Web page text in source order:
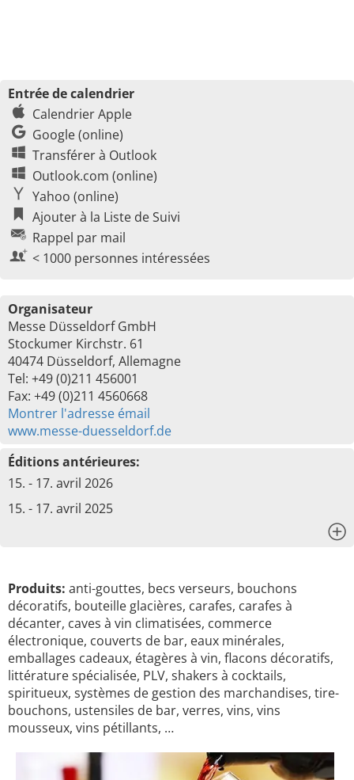
Entrée de calendrier
Calendrier Apple
Google (online)
Transférer à Outlook
Outlook.com (online)
Yahoo (online)
Ajouter à la Liste de Suivi
Rappel par mail
< 1000 personnes intéressées
Organisateur
Messe Düsseldorf GmbH
Stockumer Kirchstr. 61
40474 Düsseldorf, Allemagne
Tel: +49 (0)211 456001
Fax: +49 (0)211 4560668
Montrer l'adresse émail
www.messe-duesseldorf.de
Éditions antérieures:
15. - 17. avril 2026
15. - 17. avril 2025
Produits: anti-gouttes, becs verseurs, bouchons
décoratifs, bouteille glacières, carafes, carafes à
décanter, caves à vin climatisées, commerce
électronique, couverts de bar, eaux minérales,
emballages cadeaux, étagères à vin, flacons décoratifs,
littérature spécialisée, PLV, shakers à cocktails,
spiritueux, systèmes de gestion des marchandises, tire-
bouchons, ustensiles de bar, verres, vins, vins
mousseux, vins pétillants, …